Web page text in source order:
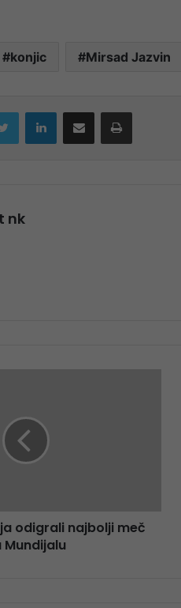
konjic Mirsad Jazvin
Twitter LinkedInShare via Email Print
nk
odigrali najbolji meč
Mundijalu